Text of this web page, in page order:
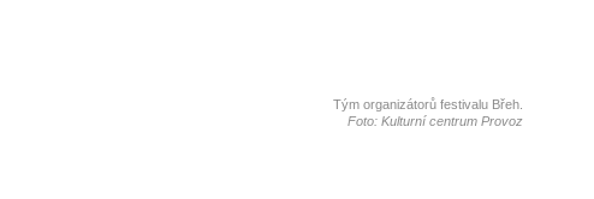
Tým organizátorů festivalu Břeh.
Foto: Kulturní centrum Provoz